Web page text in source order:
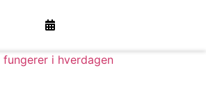
i hverdagen